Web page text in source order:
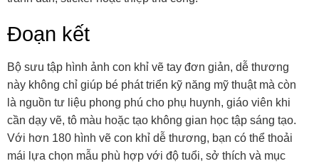
Đoạn kết
Bộ sưu tập hình ảnh con khỉ vẽ tay đơn giản, dễ thương
này không chỉ giúp bé phát triển kỹ năng mỹ thuật mà còn
là nguồn tư liệu phong phú cho phụ huynh, giáo viên khi
cần dạy vẽ, tô màu hoặc tạo không gian học tập sáng tạo.
Với hơn 180 hình vẽ con khỉ dễ thương, bạn có thể thoải
mái lựa chọn mẫu phù hợp với độ tuổi, sở thích và mục